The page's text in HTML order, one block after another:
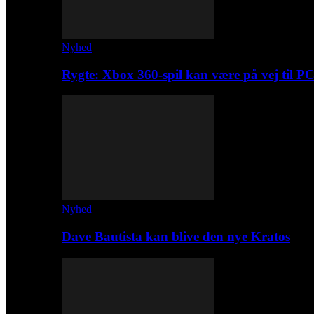
Nyhed
Rygte: Xbox 360-spil kan være på vej til PC
Nyhed
Dave Bautista kan blive den nye Kratos